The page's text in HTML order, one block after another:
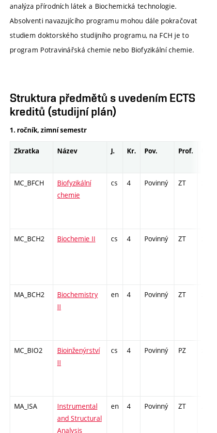
analýza přírodních látek a Biochemická technologie.
Absolventi navazujícího programu mohou dále pokračovat
studiem doktorského studijního programu, na FCH je to
program Potravinářská chemie nebo Biofyzikální chemie.
Struktura předmětů s uvedením ECTS
kreditů (studijní plán)
1. ročník, zimní semestr
Zkratka Název J. Kr. Pov. Prof.
MC_BFCH
Biofyzikální
chemie
cs 4 Povinný ZT
MC_BCH2 Biochemie II cs 4 Povinný ZT
MA_BCH2
Biochemistry
II
en 4 Povinný ZT
MC_BIO2
Bioinženýrství
II
cs 4 Povinný PZ
MA_ISA
Instrumental
and Structural
Analysis
en 4 Povinný ZT